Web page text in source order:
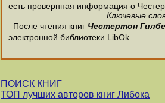
есть провернная информация о
Ключевые
После чтения книг Честертон
электронной библиотеки LibOk
ПОИСК КНИГ
ТОП лучших авторов книг Либока